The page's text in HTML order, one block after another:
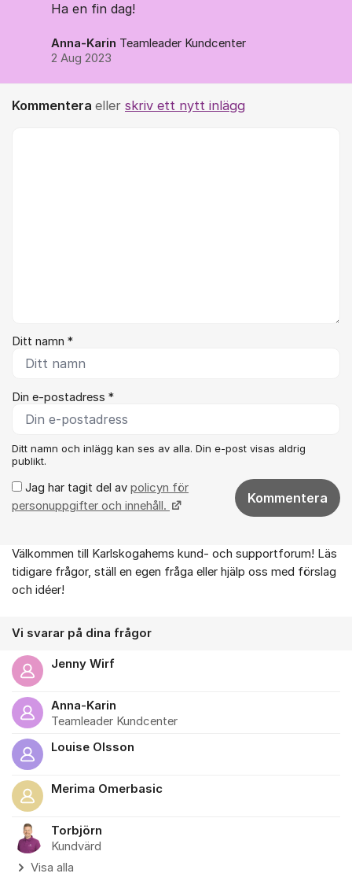
Ha en fin dag!
Anna-Karin Teamleader Kundcenter
2 Aug 2023
Kommentera eller skriv ett nytt inlägg
Ditt namn *
Din e-postadress *
Ditt namn och inlägg kan ses av alla. Din e-post visas aldrig
publikt.
Jag har tagit del av policyn för
personuppgifter och innehåll.
Kommentera
Om forumet
Välkommen till Karlskogahems kund- och supportforum! Läs
tidigare frågor, ställ en egen fråga eller hjälp oss med förslag
och idéer!
Vi svarar på dina frågor
Jenny Wirf
Anna-Karin
Teamleader Kundcenter
Louise Olsson
Merima Omerbasic
Torbjörn
Kundvärd
Visa alla